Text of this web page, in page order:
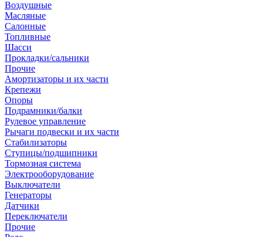
Воздушные
Масляные
Салонные
Топливные
Шасси
Прокладки/сальники
Прочие
Амортизаторы и их части
Крепежи
Опоры
Подрамники/балки
Рулевое управление
Рычаги подвески и их части
Стабилизаторы
Ступицы/подшипники
Тормозная система
Электрооборудование
Выключатели
Генераторы
Датчики
Переключатели
Прочие